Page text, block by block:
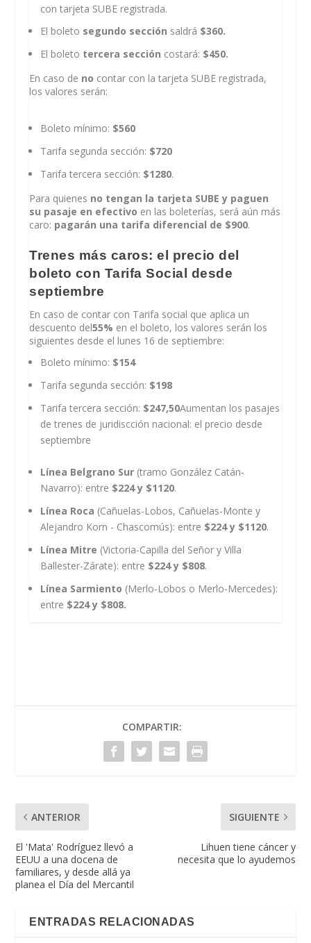
con tarjeta SUBE registrada.
El boleto segundo sección saldrá $360.
El boleto tercera sección costará: $450.
En caso de no contar con la tarjeta SUBE registrada,
los valores serán:
Boleto mínimo: $560
Tarifa segunda sección: $720
Tarifa tercera sección: $1280.
Para quienes no tengan la tarjeta SUBE y paguen
su pasaje en efectivo en las boleterías, será aún más
caro: pagarán una tarifa diferencial de $900.
Trenes más caros: el precio del
boleto con Tarifa Social desde
septiembre
En caso de contar con Tarifa social que aplica un
descuento del55% en el boleto, los valores serán los
siguientes desde el lunes 16 de septiembre:
Boleto mínimo: $154
Tarifa segunda sección: $198
Tarifa tercera sección: $247,50Aumentan los pasajes
de trenes de juridiscción nacional: el precio desde
septiembre
Línea Belgrano Sur (tramo González Catán-
Navarro): entre $224 y $1120.
Línea Roca (Cañuelas-Lobos, Cañuelas-Monte y
Alejandro Korn - Chascomús): entre $224 y $1120.
Línea Mitre (Victoria-Capilla del Señor y Villa
Ballester-Zárate): entre $224 y $808.
Línea Sarmiento (Merlo-Lobos o Merlo-Mercedes):
entre $224 y $808.
COMPARTIR:
ANTERIOR
El 'Mata' Rodríguez llevó a
EEUU a una docena de
familiares, y desde allá ya
planea el Día del Mercantil
SIGUIENTE
Lihuen tiene cáncer y
necesita que lo ayudemos
ENTRADAS RELACIONADAS